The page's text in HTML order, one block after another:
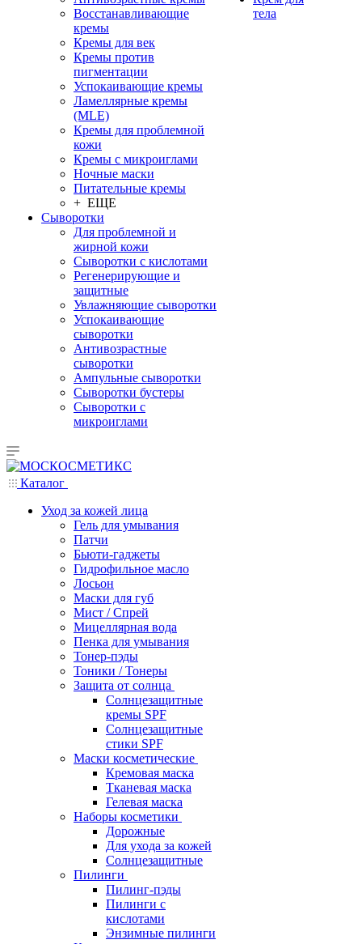
Восстанавливающие
кремы
Кремы для век
Кремы против
пигментации
Успокаивающие кремы
Ламеллярные кремы
(MLE)
Кремы для проблемной
кожи
Кремы с микроиглами
Ночные маски
Питательные кремы
+ ЕЩЕ
Сыворотки
Для проблемной и
жирной кожи
Сыворотки с кислотами
Регенерирующие и
защитные
Увлажняющие сыворотки
Успокаивающие
сыворотки
Антивозрастные
сыворотки
Ампульные сыворотки
Сыворотки бустеры
Сыворотки с
микроиглами
тела
Каталог
Уход за кожей лица
Гель для умывания
Патчи
Бьюти-гаджеты
Гидрофильное масло
Лосьон
Маски для губ
Мист / Спрей
Мицеллярная вода
Пенка для умывания
Тонер-пэды
Тоники / Тонеры
Защита от солнца
Солнцезащитные
кремы SPF
Солнцезащитные
стики SPF
Маски косметические
Кремовая маска
Тканевая маска
Гелевая маска
Наборы косметики
Дорожные
Для ухода за кожей
Солнцезащитные
Пилинги
Пилинг-пэды
Пилинги с
кислотами
Энзимные пилинги